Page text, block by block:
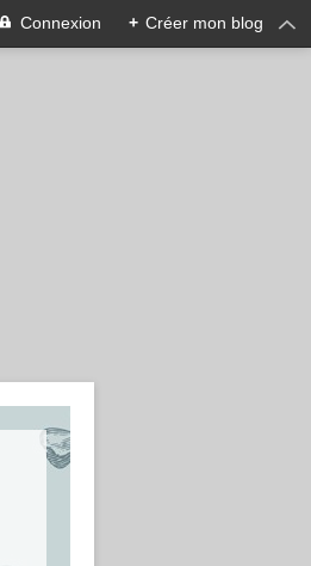
Connexion + Créer mon blog